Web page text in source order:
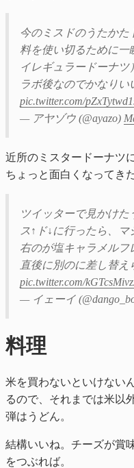
今のミスドのうたか
料を使い切るために一
イレギュラードーナ
ラボ後なのでかなりい
pic.twitter.com/
— アヤゾウ (@ayazo)
近所のミスタードーナツ
ちょっと面白くなってき
ツイッターで見かけ
ス↑ド↓に行ったら、
右のが塩キャラメルフ
直後に別のに差し替え
pic.twitter.com/
— イェーイ
料理
米を買わないといけない
るので、それまでは米以
弾はうどん。
結構いいね。チーズが賞
をつぶれば。